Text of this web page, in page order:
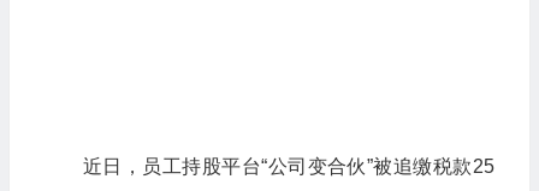
近日，员工持股平台“公司变合伙”被追缴税款25